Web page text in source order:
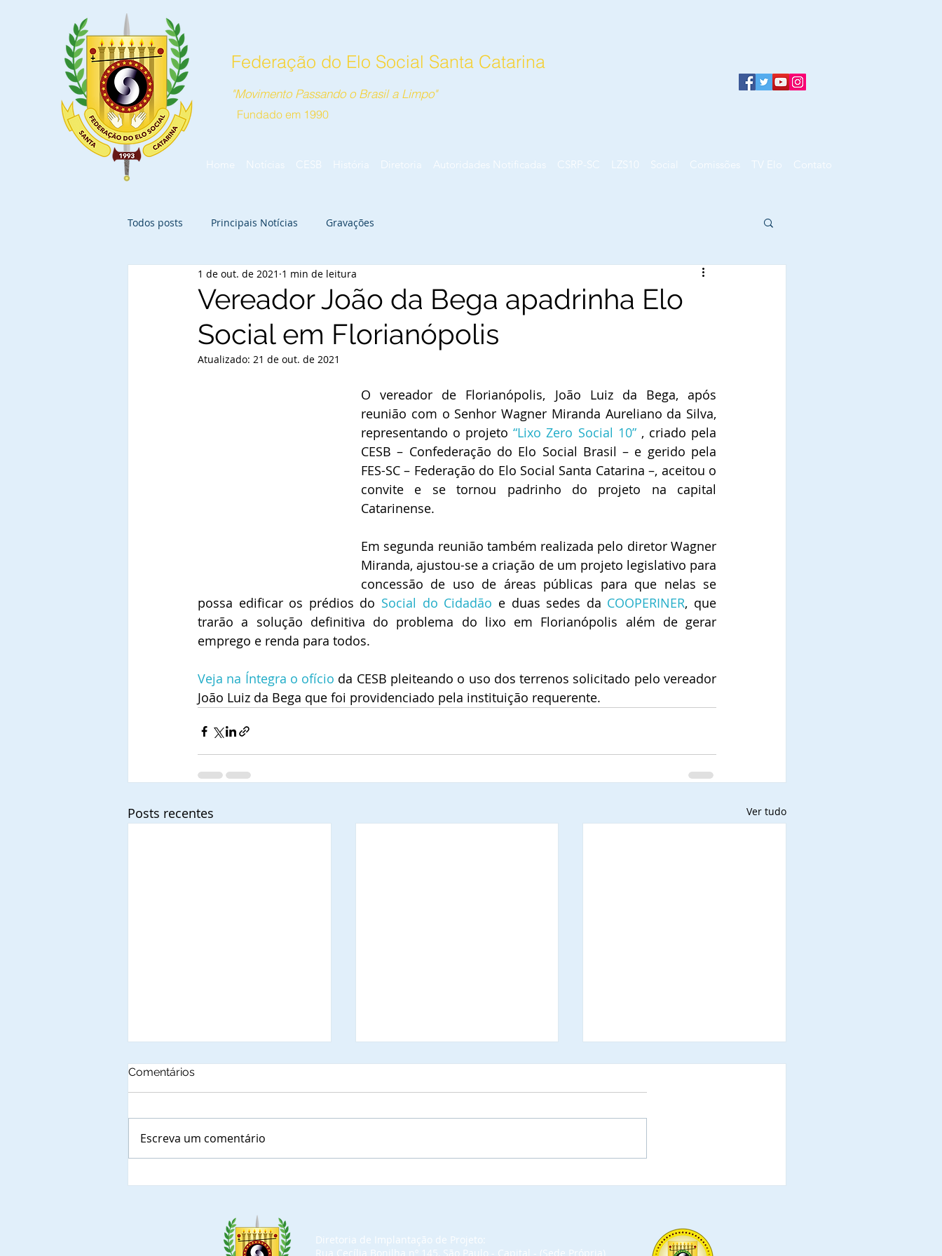
Federação do Elo Social Santa Catarina
"Movimento Passando o Brasil a Limpo"
Fundado em 1990
Home Notícias CESB História Diretoria Autoridades Notificadas CSRP-SC LZS10 Social Comissões TV Elo Contato
Todos posts Principais Notícias Gravações
Vereador João da Bega apadrinha Elo
Social em Florianópolis
1 de out. de 2021 1 min de leitura
Atualizado: 21 de out. de 2021
O vereador de Florianópolis, João Luiz da Bega, após
reunião com o Senhor Wagner Miranda Aureliano da Silva,
representando o projeto “Lixo Zero Social 10” , criado pela
CESB – Confederação do Elo Social Brasil – e gerido pela
FES-SC – Federação do Elo Social Santa Catarina –, aceitou o
convite e se tornou padrinho do projeto na capital
Catarinense.
Em segunda reunião também realizada pelo diretor Wagner
Miranda, ajustou-se a criação de um projeto legislativo para
concessão de uso de áreas públicas para que nelas se
possa edificar os prédios do Social do Cidadão e duas sedes da COOPERINER, que
trarão a solução definitiva do problema do lixo em Florianópolis além de gerar
emprego e renda para todos.
Veja na Íntegra o ofício da CESB pleiteando o uso dos terrenos solicitado pelo vereador
João Luiz da Bega que foi providenciado pela instituição requerente.
Posts recentes Ver tudo
presença nas solenidades
de outorga de Títulos de
representante a ocupar
Laureação de
Comentários
Escreva um comentário
Diretoria de Implantação de Projeto:
Rua Cecília Bonilha nº 145, São Paulo - Capital - (Sede Própria)